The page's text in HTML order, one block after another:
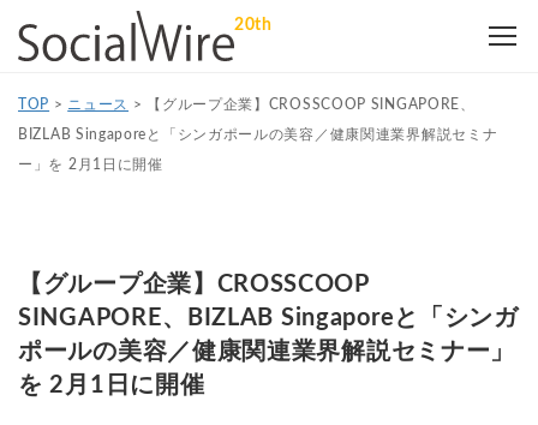
20th
TOP > ニュース > 【グループ企業】CROSSCOOP SINGAPORE、
BIZLAB Singaporeと「シンガポールの美容／健康関連業界解説セミナ
ー」を 2月1日に開催
【グループ企業】CROSSCOOP
SINGAPORE、BIZLAB Singaporeと「シンガ
ポールの美容／健康関連業界解説セミナー」
を 2月1日に開催